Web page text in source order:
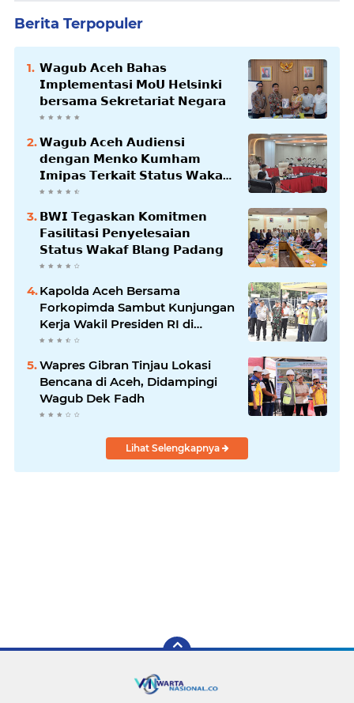
Berita Terpopuler
𝗪𝗮𝗴𝘂𝗯 𝗔𝗰𝗲𝗵 𝗕𝗮𝗵𝗮𝘀
𝗜𝗺𝗽𝗹𝗲𝗺𝗲𝗻𝘁𝗮𝘀𝗶 𝗠𝗼𝗨 𝗛𝗲𝗹𝘀𝗶𝗻𝗸𝗶
𝗯𝗲𝗿𝘀𝗮𝗺𝗮 𝗦𝗲𝗸𝗿𝗲𝘁𝗮𝗿𝗶𝗮𝘁 𝗡𝗲𝗴𝗮𝗿𝗮
𝗪𝗮𝗴𝘂𝗯 𝗔𝗰𝗲𝗵 𝗔𝘂𝗱𝗶𝗲𝗻𝘀𝗶
𝗱𝗲𝗻𝗴𝗮𝗻 𝗠𝗲𝗻𝗸𝗼 𝗞𝘂𝗺𝗵𝗮𝗺
𝗜𝗺𝗶𝗽𝗮𝘀 𝗧𝗲𝗿𝗸𝗮𝗶𝘁 𝗦𝘁𝗮𝘁𝘂𝘀 𝗪𝗮𝗸𝗮𝗳
𝗕𝗹𝗮𝗻𝗴𝗽𝗮𝗱𝗮𝗻𝗴
𝗕𝗪𝗜 𝗧𝗲𝗴𝗮𝘀𝗸𝗮𝗻 𝗞𝗼𝗺𝗶𝘁𝗺𝗲𝗻
𝗙𝗮𝘀𝗶𝗹𝗶𝘁𝗮𝘀𝗶 𝗣𝗲𝗻𝘆𝗲𝗹𝗲𝘀𝗮𝗶𝗮𝗻
𝗦𝘁𝗮𝘁𝘂𝘀 𝗪𝗮𝗸𝗮𝗳 𝗕𝗹𝗮𝗻𝗴 𝗣𝗮𝗱𝗮𝗻𝗴
Kapolda Aceh Bersama
Forkopimda Sambut Kunjungan
Kerja Wakil Presiden RI di
Kabupaten Bireuen
Wapres Gibran Tinjau Lokasi
Bencana di Aceh, Didampingi
Wagub Dek Fadh
Lihat Selengkapnya